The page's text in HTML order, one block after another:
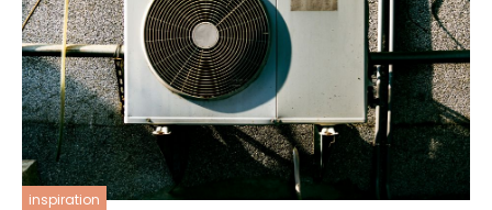
inspiration